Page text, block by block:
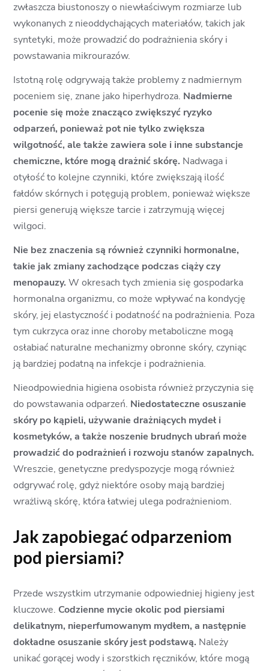
zwłaszcza biustonoszy o niewłaściwym rozmiarze lub
wykonanych z nieoddychających materiałów, takich jak
syntetyki, może prowadzić do podrażnienia skóry i
powstawania mikrourazów.
Istotną rolę odgrywają także problemy z nadmiernym
poceniem się, znane jako hiperhydroza. Nadmierne
pocenie się może znacząco zwiększyć ryzyko
odparzeń, ponieważ pot nie tylko zwiększa
wilgotność, ale także zawiera sole i inne substancje
chemiczne, które mogą drażnić skórę. Nadwaga i
otyłość to kolejne czynniki, które zwiększają ilość
fałdów skórnych i potęgują problem, ponieważ większe
piersi generują większe tarcie i zatrzymują więcej
wilgoci.
Nie bez znaczenia są również czynniki hormonalne,
takie jak zmiany zachodzące podczas ciąży czy
menopauzy. W okresach tych zmienia się gospodarka
hormonalna organizmu, co może wpływać na kondycję
skóry, jej elastyczność i podatność na podrażnienia. Poza
tym cukrzyca oraz inne choroby metaboliczne mogą
osłabiać naturalne mechanizmy obronne skóry, czyniąc
ją bardziej podatną na infekcje i podrażnienia.
Nieodpowiednia higiena osobista również przyczynia się
do powstawania odparzeń. Niedostateczne osuszanie
skóry po kąpieli, używanie drażniących mydeł i
kosmetyków, a także noszenie brudnych ubrań może
prowadzić do podrażnień i rozwoju stanów zapalnych.
Wreszcie, genetyczne predyspozycje mogą również
odgrywać rolę, gdyż niektóre osoby mają bardziej
wrażliwą skórę, która łatwiej ulega podrażnieniom.
Jak zapobiegać odparzeniom
pod piersiami?
Przede wszystkim utrzymanie odpowiedniej higieny jest
kluczowe. Codzienne mycie okolic pod piersiami
delikatnym, nieperfumowanym mydłem, a następnie
dokładne osuszanie skóry jest podstawą. Należy
unikać gorącej wody i szorstkich ręczników, które mogą